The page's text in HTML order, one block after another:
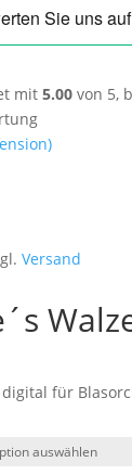
mit 5.00von 5,
Versand
digital für